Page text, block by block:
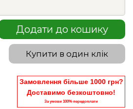
Додати до кошику
Купити в один клік
Замовлення більше 1000 грн?
Доставимо безкоштовно!
За умови 100% передоплати